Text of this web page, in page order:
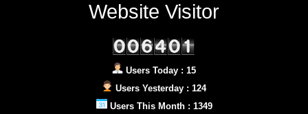
Website Visitor
Users Today : 15
Users Yesterday : 124
Users This Month : 1349